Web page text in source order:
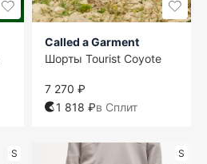
Called a Garment
Шорты Tourist Coyote
7 270 ₽
1 818 ₽в Сплит
S
S